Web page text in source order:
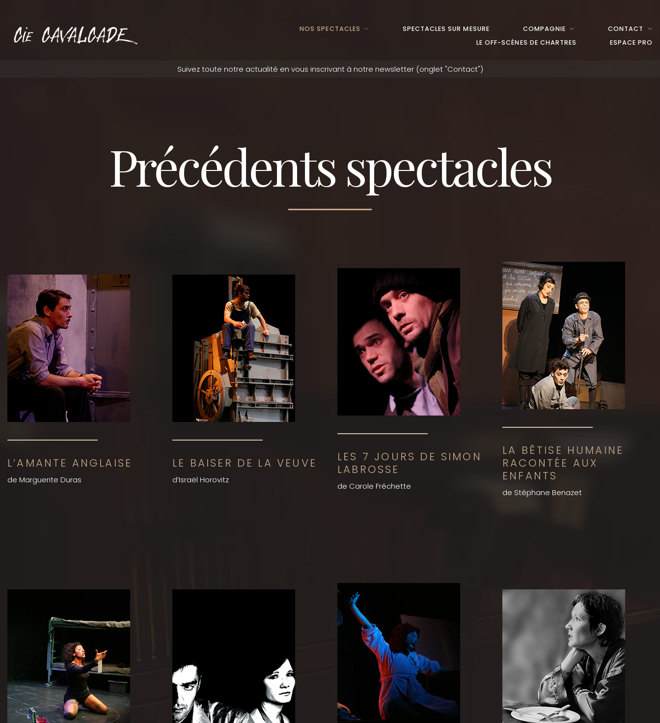
NOS SPECTACLES SPECTACLES SUR MESURE COMPAGNIE
CONTACT
LE OFF-SCÈNES DE CHARTRES
ESPACE PRO
Précédents spectacles
L’AMANTE ANGLAISE
de Marguerite Duras
LE BAISER DE LA VEUVE
d’Israël Horovitz
LES 7 JOURS DE SIMON
LABROSSE
de Carole Fréchette
LA BÊTISE HUMAINE
RACONTÉE AUX
ENFANTS
de Stéphane Benazet